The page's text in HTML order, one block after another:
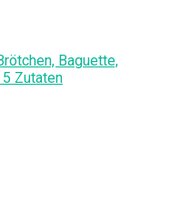
Baguette,
5 Zutaten